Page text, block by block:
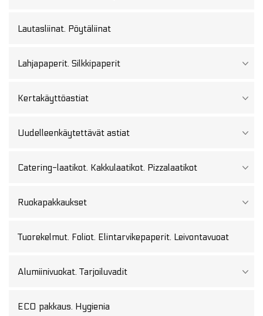
Lautasliinat. Pöytäliinat
Lahjapaperit. Silkkipaperit
Kertakäyttöastiat
Uudelleenkäytettävät astiat
Catering-laatikot. Kakkulaatikot. Pizzalaatikot
Ruokapakkaukset
Tuorekelmut. Foliot. Elintarvikepaperit. Leivontavuoat
Alumiinivuokat. Tarjoiluvadit
ECO pakkaus. Hygienia